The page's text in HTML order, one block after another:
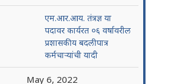
एम.आर.आय. तंत्रज्ञ या
पदावर कार्यरत ०६ वर्षावरील
प्रशासकीय बदलीपात्र
कर्मचाऱ्यांची यादी
May 6, 2022